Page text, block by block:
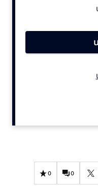
Contentmarketing
Effectiviteit
Gedragsverandering
0 0